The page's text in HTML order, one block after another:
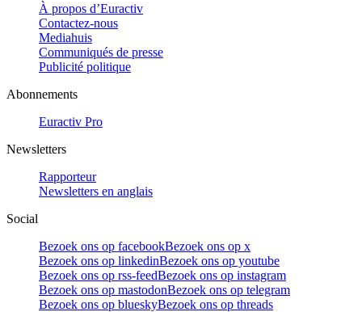
À propos d’Euractiv
Contactez-nous
Mediahuis
Communiqués de presse
Publicité politique
Abonnements
Euractiv Pro
Newsletters
Rapporteur
Newsletters en anglais
Social
Bezoek ons op facebookBezoek ons op x
Bezoek ons op linkedinBezoek ons op youtube
Bezoek ons op rss-feedBezoek ons op instagram
Bezoek ons op mastodonBezoek ons op telegram
Bezoek ons op blueskyBezoek ons op threads